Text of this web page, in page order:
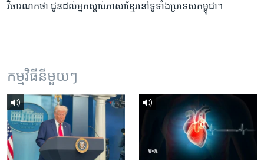
វិចារណកថា​ ជូន​ដល់​អ្នក​ស្តាប់​ភាសា​ខ្មែរ​នៅ​ទូទាំង​ប្រទេស​កម្ពុជា។
កម្មវិធី​នីមួយៗ